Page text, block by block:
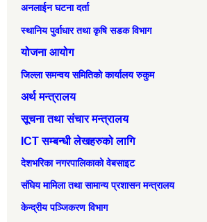
अनलाईन घटना दर्ता
स्थानिय पुर्वाधार तथा कृषि सडक विभाग
योजना आयोग
जिल्ला समन्वय समितिको कार्यालय रुकुम
अर्थ मन्त्रालय
सूचना तथा संचार मन्त्रालय
ICT सम्बन्धी लेखहरुको लागि
देशभरिका नगरपालिकाको वेबसाइट
संघिय मामिला तथा सामान्‍य प्रशासन मन्त्रालय
केन्द्रीय पञ्जिकरण विभाग